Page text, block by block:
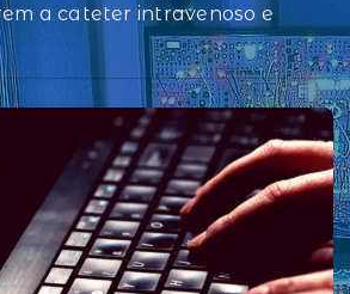
a cateter intravenoso e